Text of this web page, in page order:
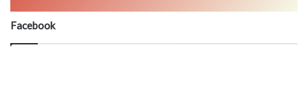
Facebook